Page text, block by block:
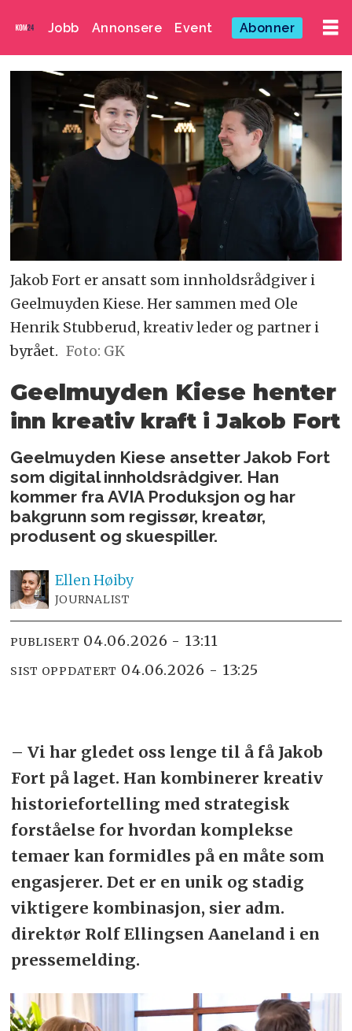
Jobb Annonsere Event Abonner
Jakob Fort er ansatt som innholdsrådgiver i
Geelmuyden Kiese. Her sammen med Ole
Henrik Stubberud, kreativ leder og partner i
byrået. Foto: GK
Geelmuyden Kiese henter
inn kreativ kraft i Jakob Fort
Geelmuyden Kiese ansetter Jakob Fort
som digital innholdsrådgiver. Han
kommer fra AVIA Produksjon og har
bakgrunn som regissør, kreatør,
produsent og skuespiller.
EllenHøiby
JOURNALIST
PUBLISERT 04.06.2026 - 13:11
SIST OPPDATERT 04.06.2026 - 13:25
– Vi har gledet oss lenge til å få Jakob
Fort på laget. Han kombinerer kreativ
historiefortelling med strategisk
forståelse for hvordan komplekse
temaer kan formidles på en måte som
engasjerer. Det er en unik og stadig
viktigere kombinasjon, sier adm.
direktør Rolf Ellingsen Aaneland i en
pressemelding.